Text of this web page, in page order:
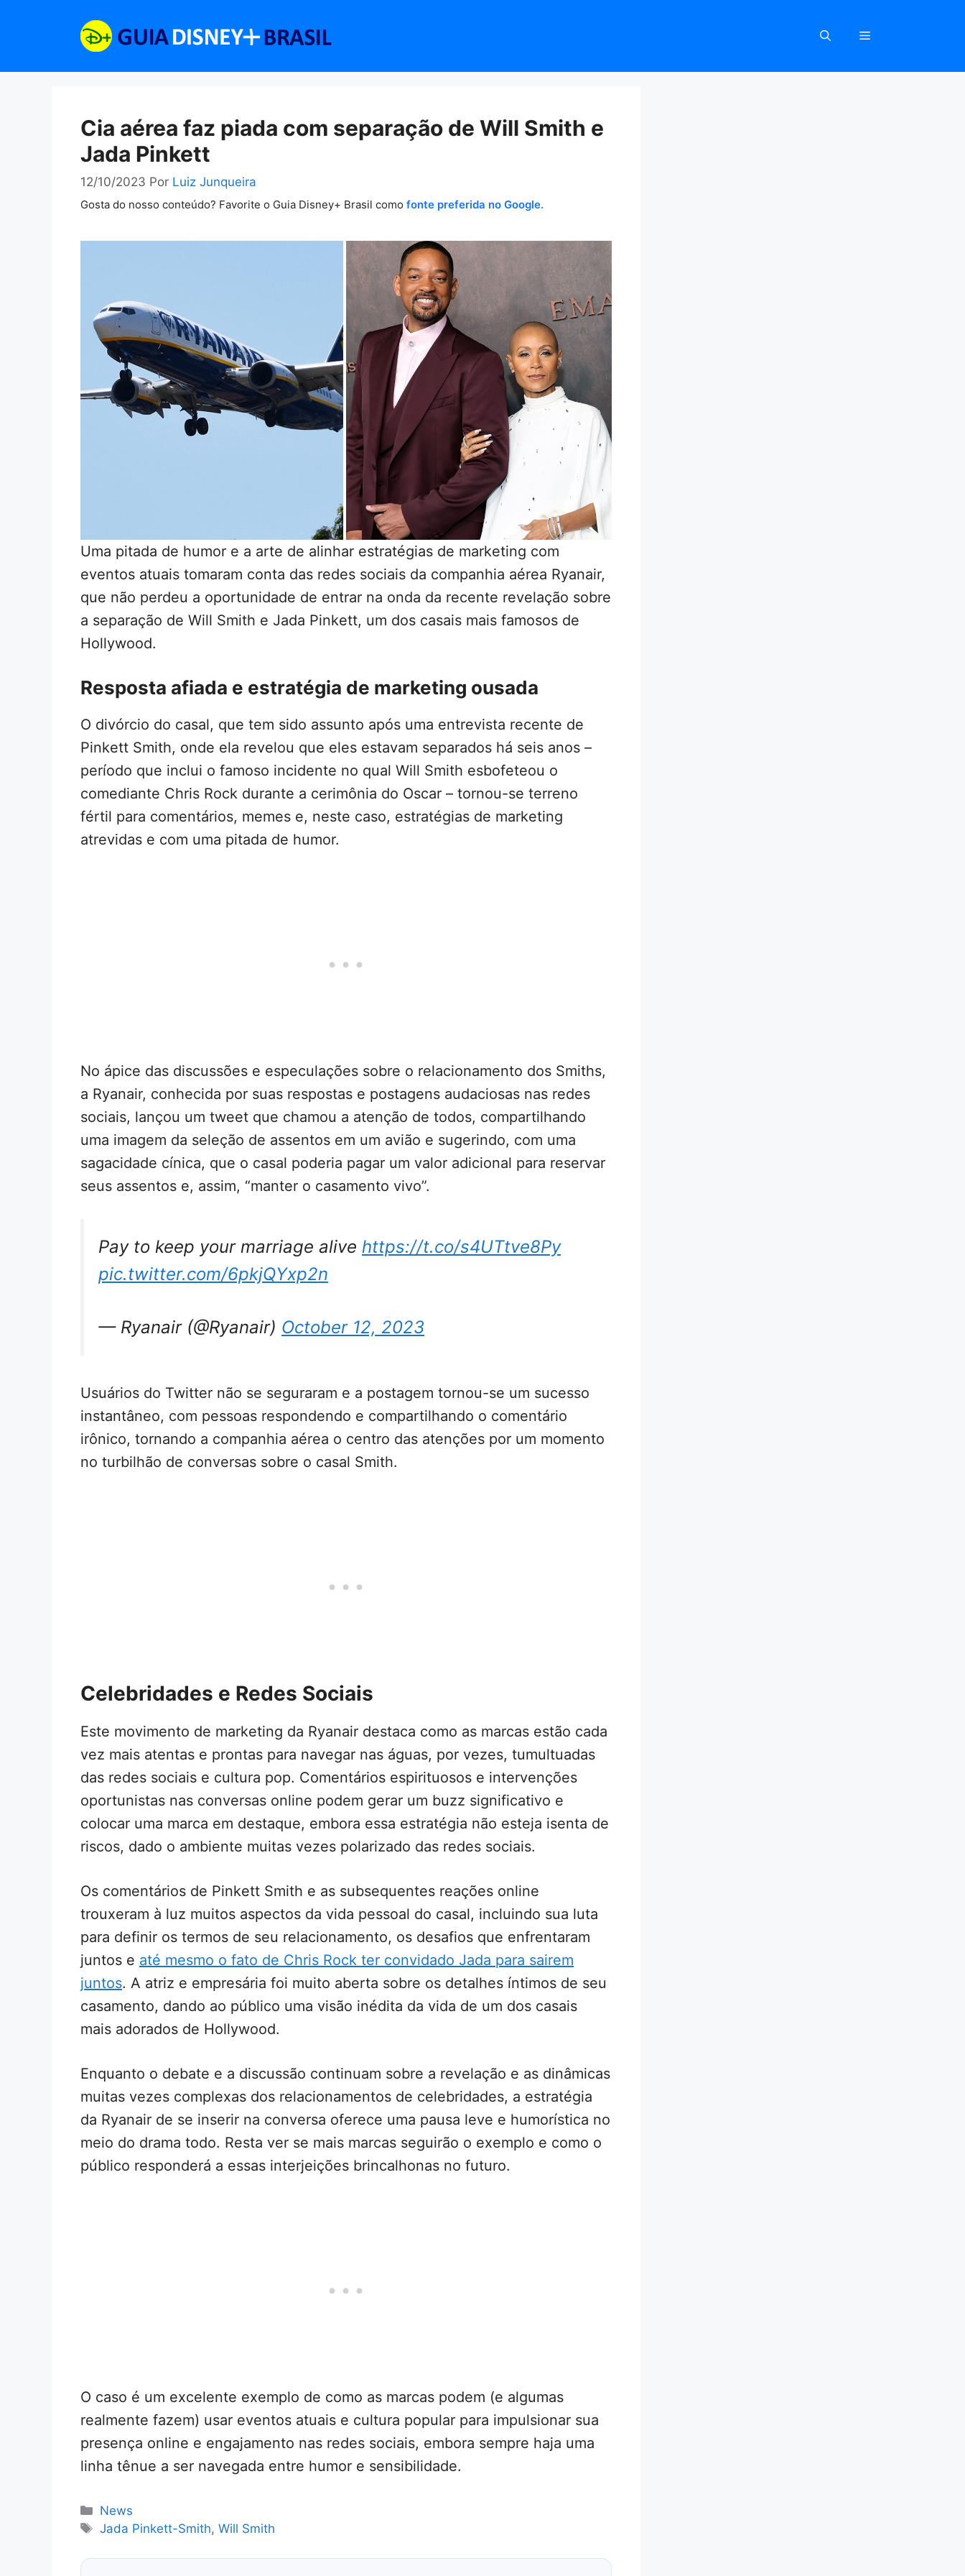
Cia aérea faz piada com separação de Will Smith e
Jada Pinkett
12/10/2023 Por Luiz Junqueira
Gosta do nosso conteúdo? Favorite o Guia Disney+ Brasil como fonte preferida no Google.
Uma pitada de humor e a arte de alinhar estratégias de marketing com
eventos atuais tomaram conta das redes sociais da companhia aérea Ryanair,
que não perdeu a oportunidade de entrar na onda da recente revelação sobre
a separação de Will Smith e Jada Pinkett, um dos casais mais famosos de
Hollywood.
Resposta afiada e estratégia de marketing ousada
O divórcio do casal, que tem sido assunto após uma entrevista recente de
Pinkett Smith, onde ela revelou que eles estavam separados há seis anos –
período que inclui o famoso incidente no qual Will Smith esbofeteou o
comediante Chris Rock durante a cerimônia do Oscar – tornou-se terreno
fértil para comentários, memes e, neste caso, estratégias de marketing
atrevidas e com uma pitada de humor.
No ápice das discussões e especulações sobre o relacionamento dos Smiths,
a Ryanair, conhecida por suas respostas e postagens audaciosas nas redes
sociais, lançou um tweet que chamou a atenção de todos, compartilhando
uma imagem da seleção de assentos em um avião e sugerindo, com uma
sagacidade cínica, que o casal poderia pagar um valor adicional para reservar
seus assentos e, assim, “manter o casamento vivo”.
Pay to keep your marriage alive https://t.co/s4UTtve8Py
pic.twitter.com/6pkjQYxp2n
— Ryanair (@Ryanair) October 12, 2023
Usuários do Twitter não se seguraram e a postagem tornou-se um sucesso
instantâneo, com pessoas respondendo e compartilhando o comentário
irônico, tornando a companhia aérea o centro das atenções por um momento
no turbilhão de conversas sobre o casal Smith.
Celebridades e Redes Sociais
Este movimento de marketing da Ryanair destaca como as marcas estão cada
vez mais atentas e prontas para navegar nas águas, por vezes, tumultuadas
das redes sociais e cultura pop. Comentários espirituosos e intervenções
oportunistas nas conversas online podem gerar um buzz significativo e
colocar uma marca em destaque, embora essa estratégia não esteja isenta de
riscos, dado o ambiente muitas vezes polarizado das redes sociais.
Os comentários de Pinkett Smith e as subsequentes reações online
trouxeram à luz muitos aspectos da vida pessoal do casal, incluindo sua luta
para definir os termos de seu relacionamento, os desafios que enfrentaram
juntos e até mesmo o fato de Chris Rock ter convidado Jada para sairem
juntos. A atriz e empresária foi muito aberta sobre os detalhes íntimos de seu
casamento, dando ao público uma visão inédita da vida de um dos casais
mais adorados de Hollywood.
Enquanto o debate e a discussão continuam sobre a revelação e as dinâmicas
muitas vezes complexas dos relacionamentos de celebridades, a estratégia
da Ryanair de se inserir na conversa oferece uma pausa leve e humorística no
meio do drama todo. Resta ver se mais marcas seguirão o exemplo e como o
público responderá a essas interjeições brincalhonas no futuro.
O caso é um excelente exemplo de como as marcas podem (e algumas
realmente fazem) usar eventos atuais e cultura popular para impulsionar sua
presença online e engajamento nas redes sociais, embora sempre haja uma
linha tênue a ser navegada entre humor e sensibilidade.
Categorias
News
Tags
Jada Pinkett-Smith,Will Smith